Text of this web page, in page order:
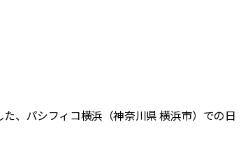
、パシフィコ横浜（神奈川県 横浜市）での日